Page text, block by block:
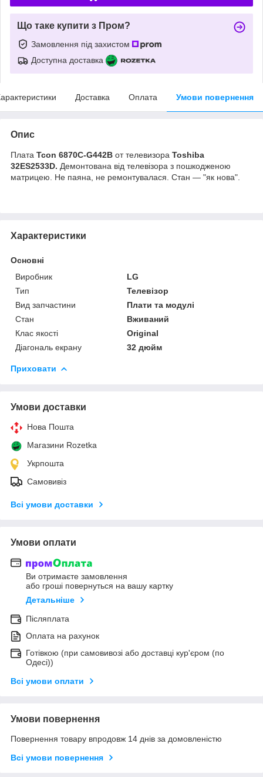
Що таке купити з Пром?
Замовлення під захистом
Доступна доставка
Доставка Оплата Умови повернення
Опис
Плата Tcon 6870C-G442B от телевизора Toshiba
32ES2533D. Демонтована від телевізора з пошкодженою
матрицею. Не паяна, не ремонтувалася. Стан — "як нова".
Характеристики
Основні
Виробник
LG
Тип
Телевізор
Вид запчастини
Плати та модулі
Стан
Вживаний
Клас якості
Original
Діагональ екрану
32 дюйм
Приховати
Умови доставки
Нова Пошта
Магазини Rozetka
Укрпошта
Самовивіз
Всі умови доставки
Умови оплати
Ви отримаєте замовлення
або гроші повернуться на вашу картку
Детальніше
Післяплата
Оплата на рахунок
Готівкою (при самовивозі або доставці кур'єром (по
Одесі))
Всі умови оплати
Умови повернення
Повернення товару впродовж 14 днів за домовленістю
Всі умови повернення